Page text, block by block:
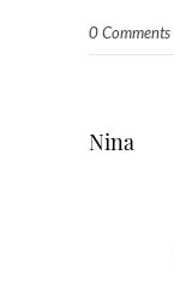
0 Comments
Nina